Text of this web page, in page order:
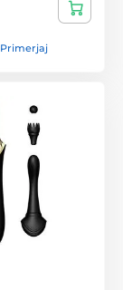
Primerjaj